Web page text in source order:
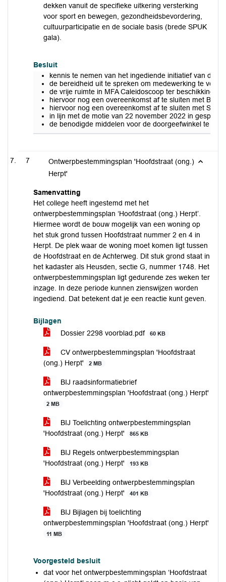
dekken vanuit de specifieke uitkering versterking
voor sport en bewegen, gezondheidsbevordering,
cultuurparticipatie en de sociale basis (brede SPUK
gala).
Besluit
kennis te nemen van het ingediende initiatief van de
de bereidheid uit te spreken om medewerking te
de vrije ruimte in MFA Caleidoscoop ter beschikking
hiervoor nog een overeenkomst af te sluiten met
hiervoor nog een overeenkomst af te sluiten met
in lijn met de motie van 22 november 2022 in
de benodigde middelen voor de doorgeefwinkel te
7
Ontwerpbestemmingsplan 'Hoofdstraat (ong.)
Herpt'
Samenvatting
Het college heeft ingestemd met het
ontwerpbestemmingsplan ‘Hoofdstraat (ong.) Herpt’.
Hiermee wordt de bouw mogelijk van een woning op
het stuk grond tussen Hoofdstraat nummer 2 en 4 in
Herpt. De plek waar de woning moet komen ligt tussen
de Hoofdstraat en de Achterweg. Dit stuk grond staat in
het kadaster als Heusden, sectie G, nummer 1748. Het
ontwerpbestemmingsplan ligt gedurende zes weken ter
inzage. In deze periode kunnen zienswijzen worden
ingediend. Dat betekent dat je een reactie kunt geven.
Bijlagen
Dossier 2298 voorblad.pdf
60 KB
CV ontwerpbestemmingsplan 'Hoofdstraat
(ong.) Herpt'
2 MB
BIJ raadsinformatiebrief
ontwerpbestemmingsplan 'Hoofdstraat (ong.) Herpt'
2 MB
BIJ Toelichting ontwerpbestemmingsplan
'Hoofdstraat (ong.) Herpt'
865 KB
BIJ Regels ontwerpbestemmingsplan
'Hoofdstraat (ong.) Herpt'
193 KB
BIJ Verbeelding ontwerpbestemmingsplan
'Hoofdstraat (ong.) Herpt'
401 KB
BIJ Bijlagen bij toelichting
ontwerpbestemmingsplan 'Hoofdstraat (ong.) Herpt'
11 MB
Voorgesteld besluit
dat voor het ontwerpbestemmingsplan ‘Hoofdstraat